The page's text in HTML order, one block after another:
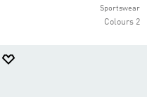
Sportswear
2 Colours